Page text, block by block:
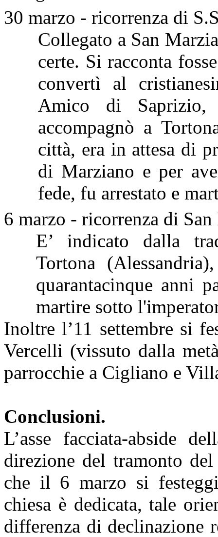
30 marzo - ricorrenza di
Collegato a San
certe. Si racconta
convertì al
Amico di
accompagnò a
città, era in attesa di
di Marziano e per
fede, fu arrestato e
6 marzo - ricorrenza di
E’ indicato dalla
Tortona
quarantacinque anni
martire sotto
Inoltre l’11 settembre si
Vercelli (vissuto dalla
parrocchie a Cigliano e
Conclusioni.
L’asse facciata-abside
direzione del tramonto
che il 6 marzo si
chiesa è dedicata, tale
differenza di declinazione